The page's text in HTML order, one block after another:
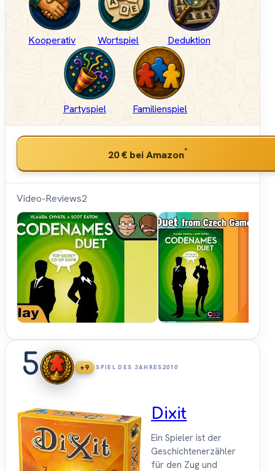
Kooperativ Wortspiel Deduktion
Partyspiel Familienspiel
20 € bei Amazon*
Video-Reviews2
Hunter &
Cron -
Brettspiele
5 +9 SPIEL DES JAHRES2010
Dixit
Ein Spieler ist der
Geschichtenerzähler
für den Zug und